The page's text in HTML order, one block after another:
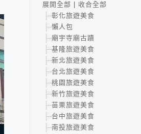
展開全部
收合全部
彰化旅遊美食
懶人包
廟宇寺廟古蹟
基隆旅遊美食
新北旅遊美食
台北旅遊美食
桃園旅遊美食
新竹旅遊美食
苗栗旅遊美食
台中旅遊美食
南投旅遊美食